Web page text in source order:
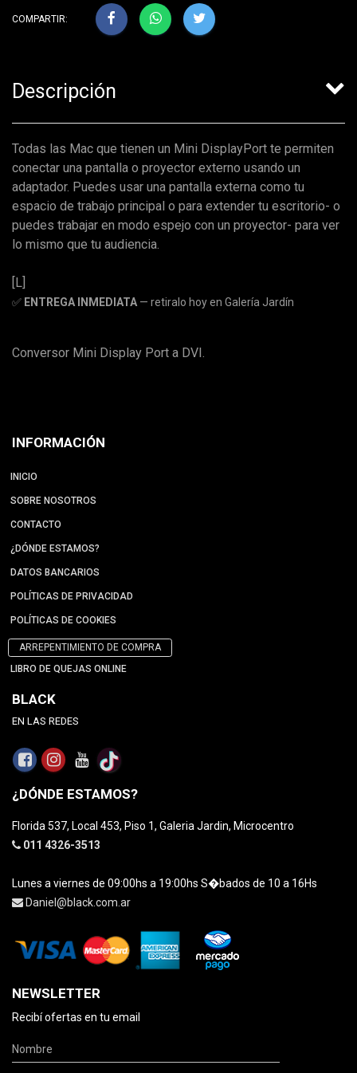
COMPARTIR:
Descripción
Todas las Mac que tienen un Mini DisplayPort te permiten
conectar una pantalla o proyector externo usando un
adaptador. Puedes usar una pantalla externa como tu
espacio de trabajo principal o para extender tu escritorio- o
puedes trabajar en modo espejo con un proyector- para ver
lo mismo que tu audiencia.
[L]
✅ ENTREGA INMEDIATA — retiralo hoy en Galería Jardín
Conversor Mini Display Port a DVI.
INFORMACIÓN
INICIO
SOBRE NOSOTROS
CONTACTO
¿DÓNDE ESTAMOS?
DATOS BANCARIOS
POLÍTICAS DE PRIVACIDAD
POLÍTICAS DE COOKIES
ARREPENTIMIENTO DE COMPRA
LIBRO DE QUEJAS ONLINE
BLACK
EN LAS REDES
¿DÓNDE ESTAMOS?
Florida 537, Local 453, Piso 1, Galeria Jardin, Microcentro
011 4326-3513
Lunes a viernes de 09:00hs a 19:00hs S�bados de 10 a 16Hs
Daniel@black.com.ar
NEWSLETTER
Recibí ofertas en tu email